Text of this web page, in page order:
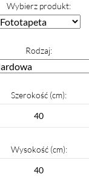
Wybierz produkt:
Rodzaj:
Szerokość (cm):
Wysokość (cm):